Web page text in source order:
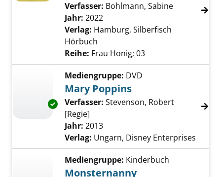
Verfasser: Bohlmann, Sabine Suche
Jahr: 2022
Verlag: Hamburg, Silberfisch
Hörbuch
Reihe: Frau Honig; 03
Exemplar-Details von Mary Poppins anzeigen
Mediengruppe: DVD
Mary Poppins
Verfasser: Stevenson, Robert
[Regie]
Jahr: 2013
Verlag: Ungarn, Disney Enterprises
Mediengruppe: Kinderbuch
Monsternanny